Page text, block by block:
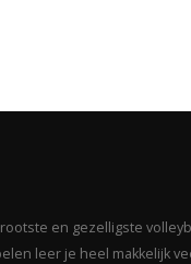
en gezelligste
leer je heel makkelijk